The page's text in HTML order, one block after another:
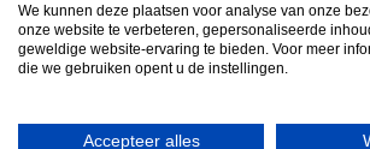
FietsWaar.nl
4.7
Gebaseerd op 540 reviews
Review ons op
We kunnen deze plaatsen voor analyse van onze
onze website te verbeteren, gepersonaliseerde
geweldige website-ervaring te bieden. Voor meer
die we gebruiken opent u de instellingen.
Accepteer alles